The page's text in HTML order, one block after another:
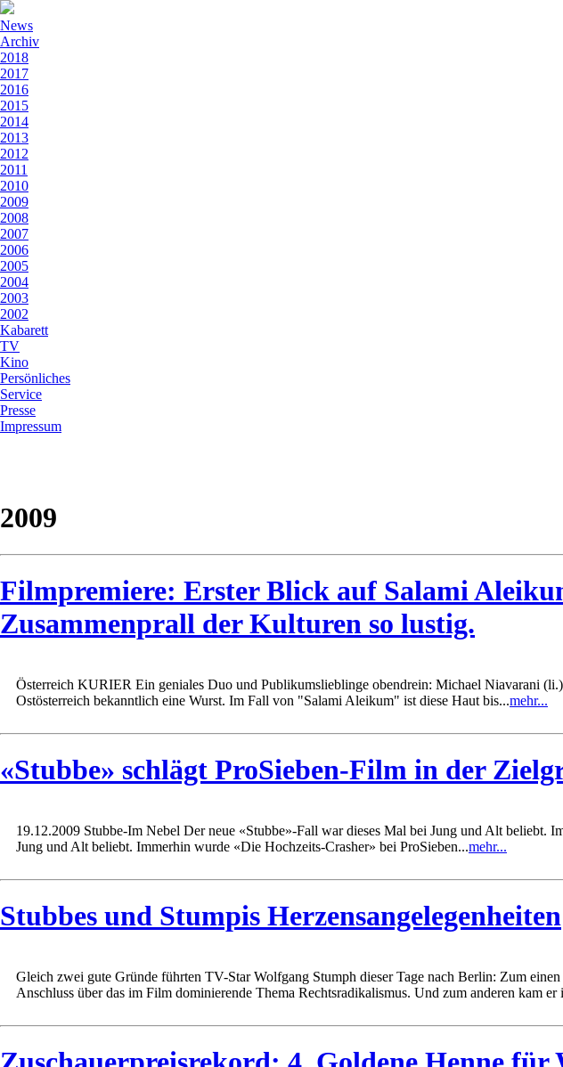
News
Archiv
2018
2017
2016
2015
2014
2013
2012
2011
2010
2009
2008
2007
2006
2005
2004
2003
2002
Kabarett
TV
Kino
Persönliches
Service
Presse
Impressum
2009
Filmpremiere: Erster Blick auf Salami
Zusammenprall der Kulturen so lustig.
Österreich KURIER Ein geniales Duo und Publikumslieblinge obendrein: Michael Niavarani
Ostösterreich bekanntlich eine Wurst. Im Fall von "Salami Aleikum" ist diese Haut bis...mehr...
«Stubbe» schlägt ProSieben-Film in der
19.12.2009 Stubbe-Im Nebel Der neue «Stubbe»-Fall war dieses Mal bei Jung und Alt beliebt.
Jung und Alt beliebt. Immerhin wurde «Die Hochzeits-Crasher» bei ProSieben...mehr...
Stubbes und Stumpis Herzensangelegenheiten
Gleich zwei gute Gründe führten TV-Star Wolfgang Stumph dieser Tage nach Berlin: Zum
Anschluss über das im Film dominierende Thema Rechtsradikalismus. Und zum anderen kam er